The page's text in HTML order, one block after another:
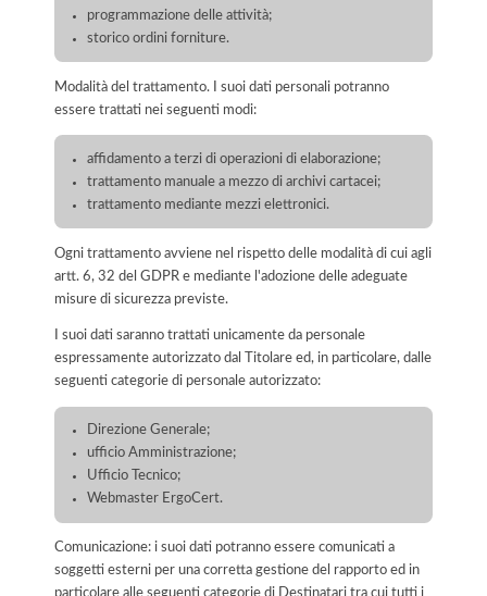
programmazione delle attività;
storico ordini forniture.
Modalità del trattamento. I suoi dati personali potranno
essere trattati nei seguenti modi:
affidamento a terzi di operazioni di elaborazione;
trattamento manuale a mezzo di archivi cartacei;
trattamento mediante mezzi elettronici.
Ogni trattamento avviene nel rispetto delle modalità di cui agli
artt. 6, 32 del GDPR e mediante l'adozione delle adeguate
misure di sicurezza previste.
I suoi dati saranno trattati unicamente da personale
espressamente autorizzato dal Titolare ed, in particolare, dalle
seguenti categorie di personale autorizzato:
Direzione Generale;
ufficio Amministrazione;
Ufficio Tecnico;
Webmaster ErgoCert.
Comunicazione: i suoi dati potranno essere comunicati a
soggetti esterni per una corretta gestione del rapporto ed in
particolare alle seguenti categorie di Destinatari tra cui tutti i